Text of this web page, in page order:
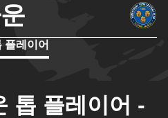
플레이어
톱 플레이어 -